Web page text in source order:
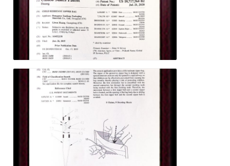
Kirimkan